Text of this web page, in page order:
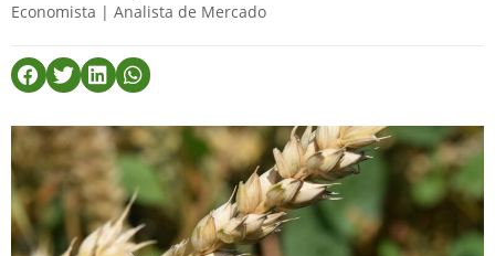
Economista | Analista de Mercado